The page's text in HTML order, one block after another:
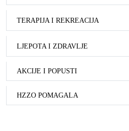
TERAPIJA I REKREACIJA
LJEPOTA I ZDRAVLJE
AKCIJE I POPUSTI
HZZO POMAGALA